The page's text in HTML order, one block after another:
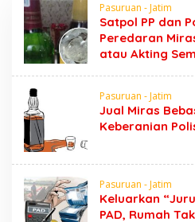
Pasuruan - Jatim
Satpol PP dan
Peredaran
atau Akting
Pasuruan - Jatim
Jual Miras
Keberanian
Pasuruan - Jatim
Keluarkan
PAD, Rumah